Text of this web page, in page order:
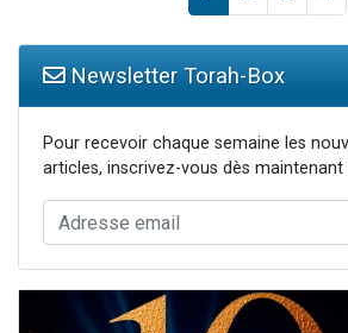
Newsletter Torah-Box
Pour recevoir chaque semaine les
articles, inscrivez-vous dès maintenant